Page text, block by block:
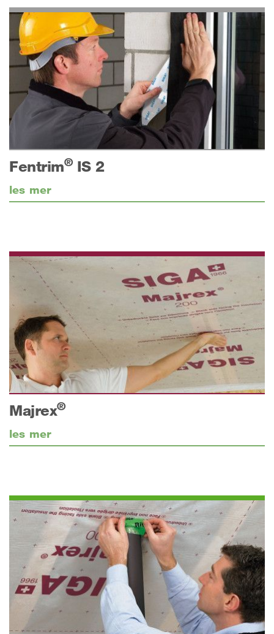
Fentrim®IS 2
les mer
Majrex®
les mer